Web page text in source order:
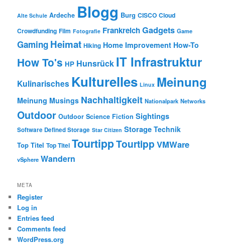
Alte Schule Ardeche Blogg Burg CISCO Cloud
Crowdfunding Film Fotografie FrankreichGadgets Game
Gaming Heimat Hiking Home Improvement How-To
How To's HP Hunsrück IT Infrastruktur
Kulinarisches Kulturelles Linux Meinung
Meinung Musings Nachhaltigkeit Nationalpark Networks
Outdoor Outdoor Science Fiction Sightings
Software Defined Storage Star Citizen Storage Technik
Top Titel Top Titel TourtippTourtipp VMWare
vSphere Wandern
META
Register
Log in
Entries feed
Comments feed
WordPress.org